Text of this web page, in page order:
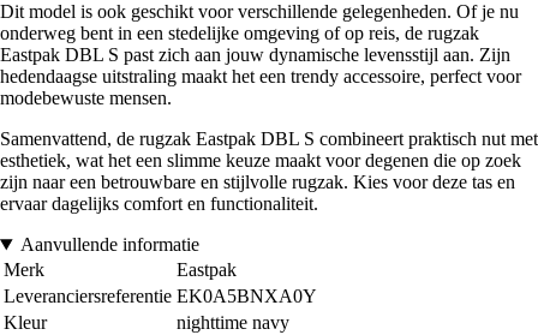
Dit model is ook geschikt voor verschillende gelegenheden. Of je nu
onderweg bent in een stedelijke omgeving of op reis, de rugzak
Eastpak DBL S past zich aan jouw dynamische levensstijl aan. Zijn
hedendaagse uitstraling maakt het een trendy accessoire, perfect voor
modebewuste mensen.
Samenvattend, de rugzak Eastpak DBL S combineert praktisch nut met
esthetiek, wat het een slimme keuze maakt voor degenen die op zoek
zijn naar een betrouwbare en stijlvolle rugzak. Kies voor deze tas en
ervaar dagelijks comfort en functionaliteit.
Aanvullende informatie
Merk
Eastpak
Leveranciersreferentie EK0A5BNXA0Y
Kleur
nighttime navy